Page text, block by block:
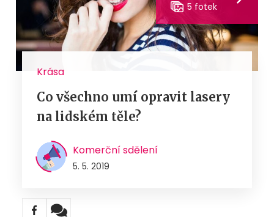
5 fotek
Krása
Co všechno umí opravit lasery
na lidském těle?
Komerční sdělení
5. 5. 2019